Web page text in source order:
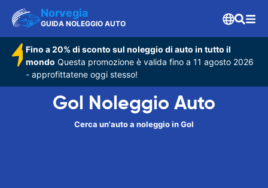
Norvegia
GUIDA NOLEGGIO AUTO
Fino a 20% di sconto sul noleggio di auto in tutto il
mondo Questa promozione è valida fino a 11 agosto 2026
- approfittatene oggi stesso!
Gol Noleggio Auto
Cerca un'auto a noleggio in Gol